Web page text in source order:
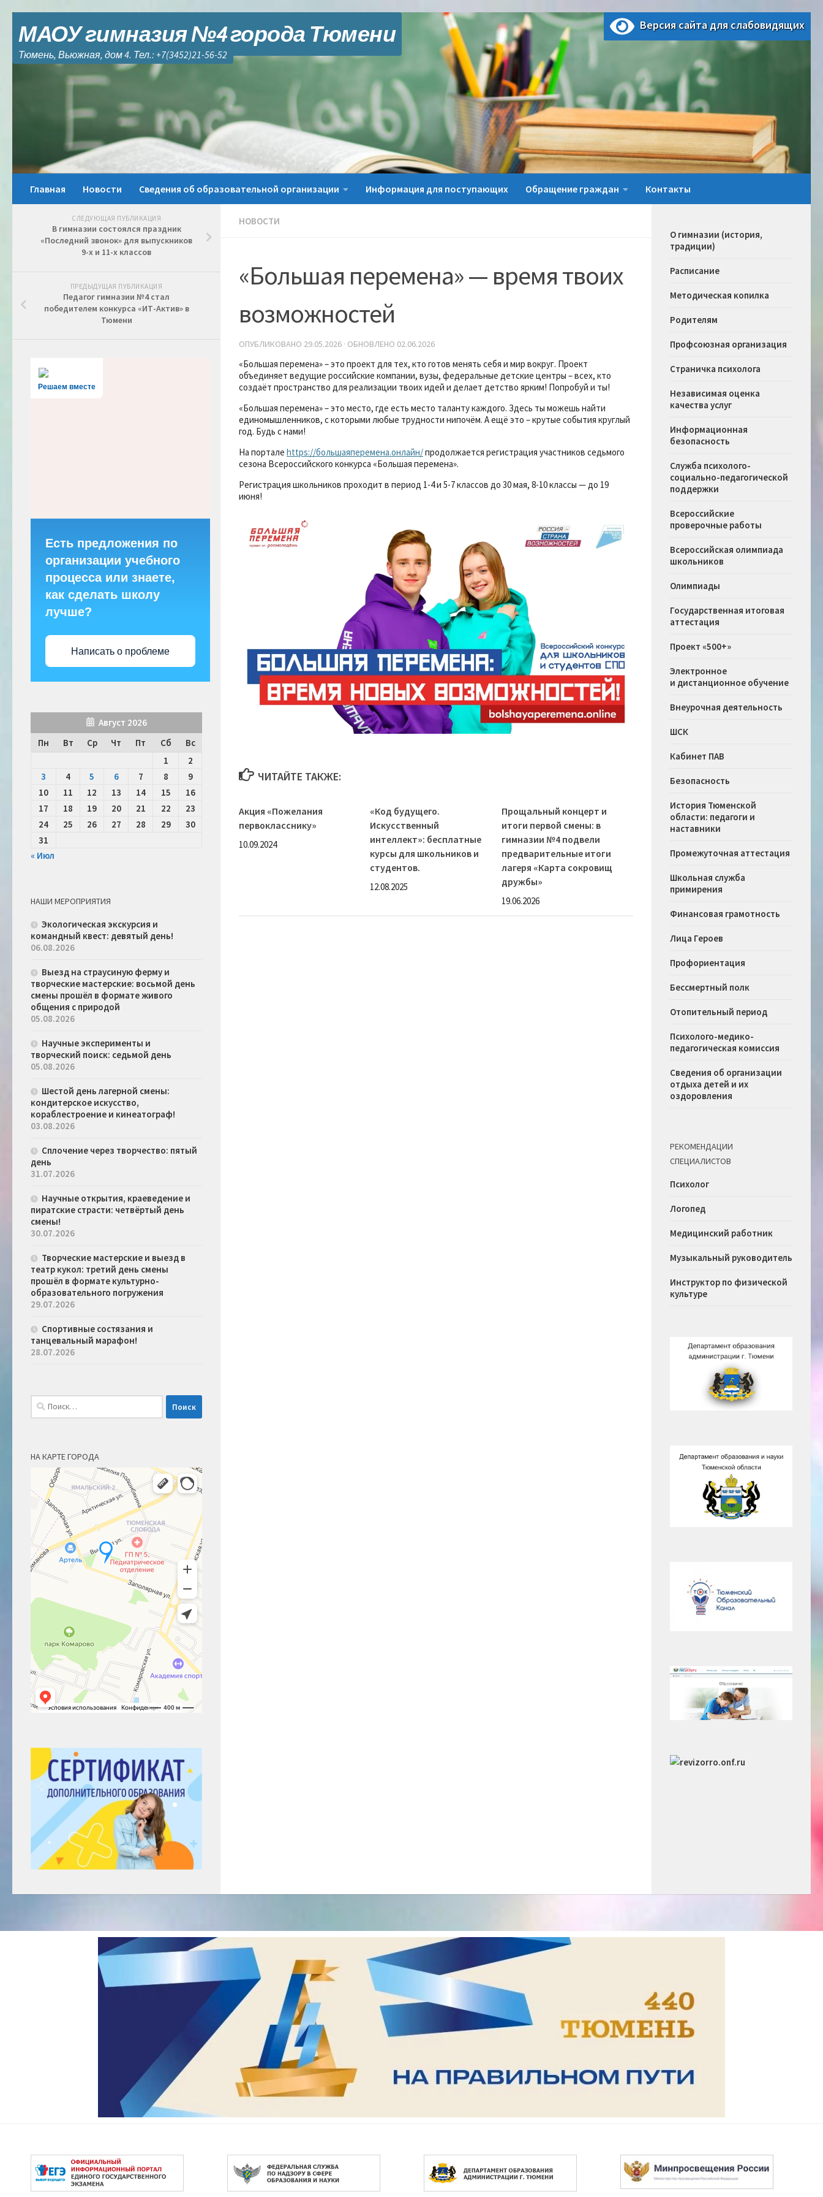
МАОУ гимназия №4 города Тюмени
Тюмень, Вьюжная, дом 4. Тел.: +7(3452)21-56-52
Версия сайта для слабовидящих
Главная Новости Сведения об образовательной организации Информация для поступающих Обращение граждан Контакты
НОВОСТИ
«Большая перемена» — время твоих
возможностей
ОПУБЛИКОВАНО 29.05.2026 · ОБНОВЛЕНО 02.06.2026
«Большая перемена» – это проект для тех, кто готов менять себя и мир вокруг. Проект
объединяет ведущие российские компании, вузы, федеральные детские центры – всех, кто
создаёт пространство для реализации твоих идей и делает детство ярким! Попробуй и ты!
«Большая перемена» – это место, где есть место таланту каждого. Здесь ты можешь найти
единомышленников, с которыми любые трудности нипочём. А ещё это – крутые события круглый
год. Будь с нами!
На портале https://большаяперемена.онлайн/продолжается регистрация участников седьмого
сезона Всероссийского конкурса «Большая перемена».
Регистрация школьников проходит в период 1-4 и 5-7 классов до 30 мая, 8-10 классы — до 19
июня!
ЧИТАЙТЕ ТАКЖЕ:
Акция «Пожелания
первокласснику»
10.09.2024
«Код будущего.
Искусственный
интеллект»: бесплатные
курсы для школьников и
студентов.
12.08.2025
Прощальный концерт и
итоги первой смены: в
гимназии №4 подвели
предварительные итоги
лагеря «Карта сокровищ
дружбы»
19.06.2026
СЛЕДУЮЩАЯ ПУБЛИКАЦИЯ
В гимназии состоялся праздник
«Последний звонок» для выпускников
9-х и 11-х классов
ПРЕДЫДУЩАЯ ПУБЛИКАЦИЯ
Педагог гимназии №4 стал
победителем конкурса «ИТ-Актив» в
Тюмени
Решаем вместе
Есть предложения по
организации учебного
процесса или знаете,
как сделать школу
лучше?
Написать о проблеме
Август 2026
Пн
Вт Ср Чт Пт Сб
Вс
1
2
3
4 5 6 7 8
9
10
11 12 13 14 15
16
17
18 19 20 21 22
23
24
25 26 27 28 29
30
31
« Июл
НАШИ МЕРОПРИЯТИЯ
Экологическая экскурсия и
командный квест: девятый день!
06.08.2026
Выезд на страусиную ферму и
творческие мастерские: восьмой день
смены прошёл в формате живого
общения с природой
05.08.2026
Научные эксперименты и
творческий поиск: седьмой день
05.08.2026
Шестой день лагерной смены:
кондитерское искусство,
кораблестроение и кинеатограф!
03.08.2026
Сплочение через творчество: пятый
день
31.07.2026
Научные открытия, краеведение и
пиратские страсти: четвёртый день
смены!
30.07.2026
Творческие мастерские и выезд в
театр кукол: третий день смены
прошёл в формате культурно-
образовательного погружения
29.07.2026
Спортивные состязания и
танцевальный марафон!
28.07.2026
Найти:
НА КАРТЕ ГОРОДА
О гимназии (история,
традиции)
Расписание
Методическая копилка
Родителям
Профсоюзная организация
Страничка психолога
Независимая оценка
качества услуг
Информационная
безопасность
Служба психолого-
социально-педагогической
поддержки
Всероссийские
проверочные работы
Всероссийская олимпиада
школьников
Олимпиады
Государственная итоговая
аттестация
Проект «500+»
Электронное
и дистанционное обучение
Внеурочная деятельность
ШСК
Кабинет ПАВ
Безопасность
История Тюменской
области: педагоги и
наставники
Промежуточная аттестация
Школьная служба
примирения
Финансовая грамотность
Лица Героев
Профориентация
Бессмертный полк
Отопительный период
Психолого-медико-
педагогическая комиссия
Сведения об организации
отдыха детей и их
оздоровления
РЕКОМЕНДАЦИИ
СПЕЦИАЛИСТОВ
Психолог
Логопед
Медицинский работник
Музыкальный руководитель
Инструктор по физической
культуре